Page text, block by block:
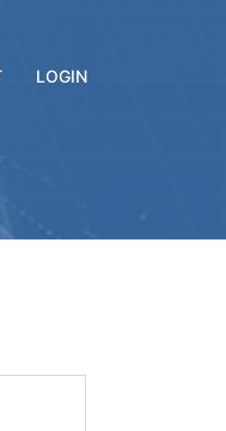
LOGIN